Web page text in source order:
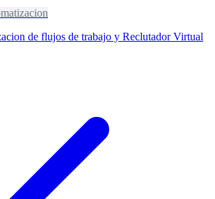
de flujos de trabajo y Reclutador Virtual